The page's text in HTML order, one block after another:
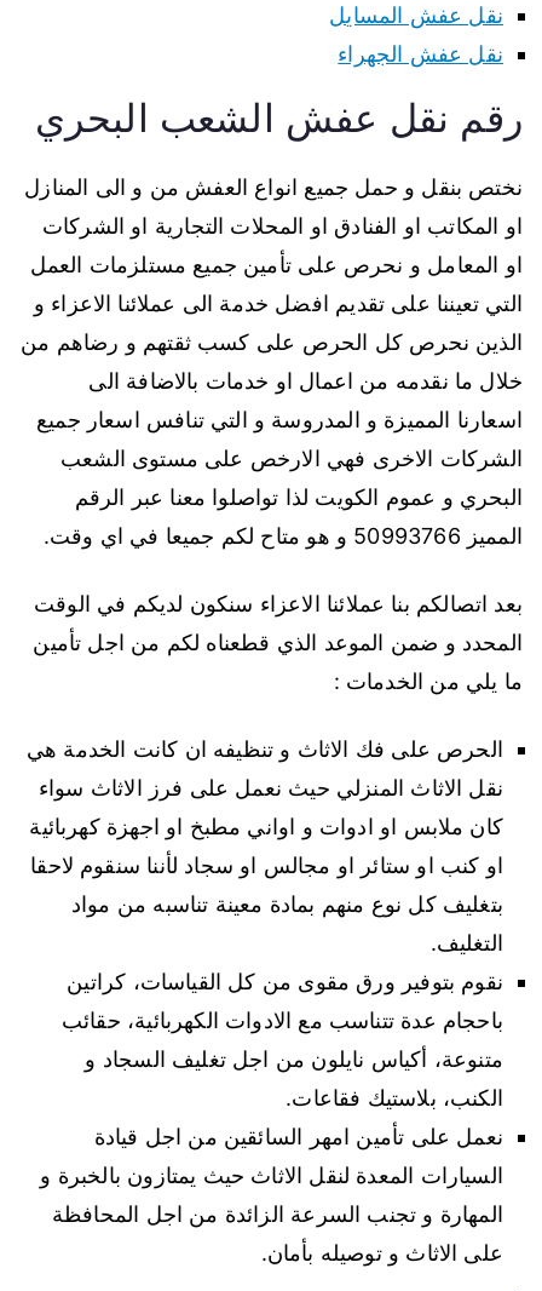
نقل عفش المسايل
نقل عفش الجهراء
رقم نقل عفش الشعب البحري
نختص بنقل و حمل جميع انواع العفش من و الى المنازل
او المكاتب او الفنادق او المحلات التجارية او الشركات
او المعامل و نحرص على تأمين جميع مستلزمات العمل
التي تعيننا على تقديم افضل خدمة الى عملائنا الاعزاء و
الذين نحرص كل الحرص على كسب ثقتهم و رضاهم من
خلال ما نقدمه من اعمال او خدمات بالاضافة الى
اسعارنا المميزة و المدروسة و التي تنافس اسعار جميع
الشركات الاخرى فهي الارخص على مستوى الشعب
البحري و عموم الكويت لذا تواصلوا معنا عبر الرقم
المميز 50993766 و هو متاح لكم جميعا في اي وقت.
بعد اتصالكم بنا عملائنا الاعزاء سنكون لديكم في الوقت
المحدد و ضمن الموعد الذي قطعناه لكم من اجل تأمين
ما يلي من الخدمات :
الحرص على فك الاثاث و تنظيفه ان كانت الخدمة هي
نقل الاثاث المنزلي حيث نعمل على فرز الاثاث سواء
كان ملابس او ادوات و اواني مطبخ او اجهزة كهربائية
او كنب او ستائر او مجالس او سجاد لأننا سنقوم لاحقا
بتغليف كل نوع منهم بمادة معينة تناسبه من مواد
التغليف.
نقوم بتوفير ورق مقوى من كل القياسات، كراتين
باحجام عدة تتناسب مع الادوات الكهربائية، حقائب
متنوعة، أكياس نايلون من اجل تغليف السجاد و
الكنب، بلاستيك فقاعات.
نعمل على تأمين امهر السائقين من اجل قيادة
السيارات المعدة لنقل الاثاث حيث يمتازون بالخبرة و
المهارة و تجنب السرعة الزائدة من اجل المحافظة
على الاثاث و توصيله بأمان.